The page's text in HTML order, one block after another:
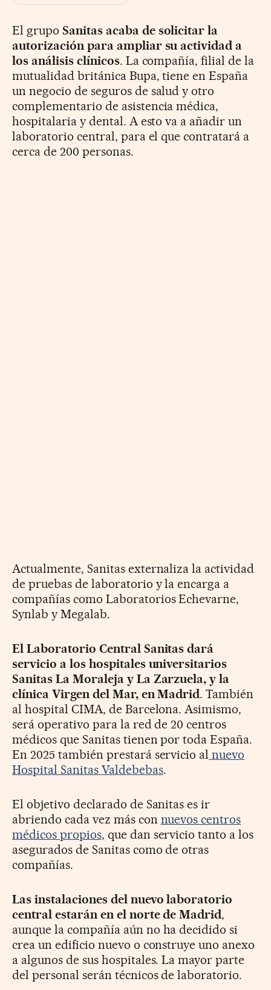
El grupo Sanitas acaba de solicitar la
autorización para ampliar su actividad a
los análisis clínicos. La compañía, filial de la
mutualidad británica Bupa, tiene en España
un negocio de seguros de salud y otro
complementario de asistencia médica,
hospitalaria y dental. A esto va a añadir un
laboratorio central, para el que contratará a
cerca de 200 personas.
Actualmente, Sanitas externaliza la actividad
de pruebas de laboratorio y la encarga a
compañías como Laboratorios Echevarne,
Synlab y Megalab.
El Laboratorio Central Sanitas dará
servicio a los hospitales universitarios
Sanitas La Moraleja y La Zarzuela, y la
clínica Virgen del Mar, en Madrid. También
al hospital CIMA, de Barcelona. Asimismo,
será operativo para la red de 20 centros
médicos que Sanitas tienen por toda España.
En 2025 también prestará servicio al nuevo
Hospital Sanitas Valdebebas.
El objetivo declarado de Sanitas es ir
abriendo cada vez más con nuevos centros
médicos propios, que dan servicio tanto a los
asegurados de Sanitas como de otras
compañías.
Las instalaciones del nuevo laboratorio
central estarán en el norte de Madrid,
aunque la compañía aún no ha decidido si
crea un edificio nuevo o construye uno anexo
a algunos de sus hospitales. La mayor parte
del personal serán técnicos de laboratorio.